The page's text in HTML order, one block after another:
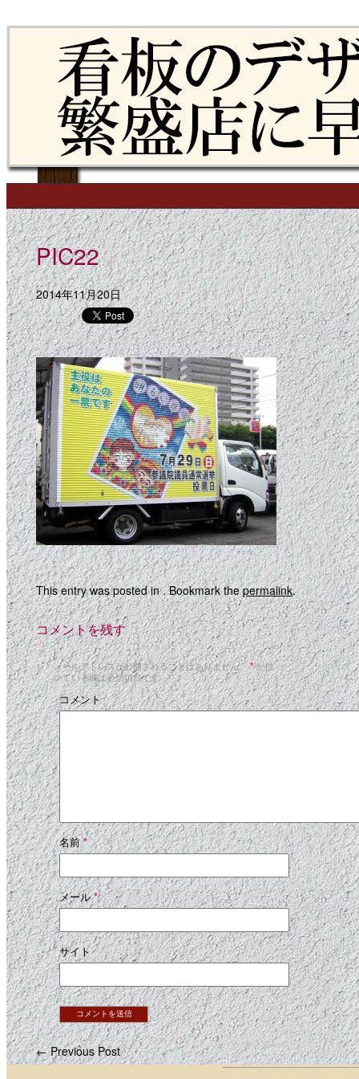
Main menu
PIC22
2014年11月20日
This entry was posted in . Bookmark thepermalink.
コメントを残す
メールアドレスが公開されることはありません。*が付
いている欄は必須項目です
コメント
名前*
メール*
サイト
← Previous Post